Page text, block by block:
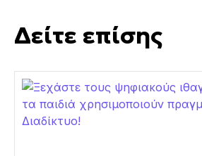
Δείτε επίσης